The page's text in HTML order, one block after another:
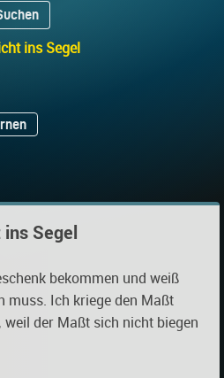
ins Segel
Segel
bekommen und weiß
muss. Ich kriege den Maßt
weil der Maßt sich nicht biegen